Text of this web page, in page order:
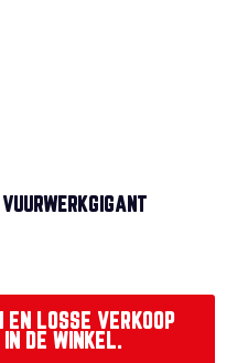
LOSSE VERKOOP
DE WINKEL.